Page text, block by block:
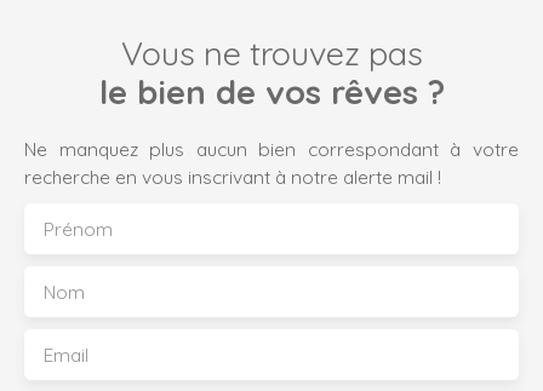
Vous ne trouvez pas
le bien de vos rêves ?
Ne manquez plus aucun bien correspondant à votre
recherche en vous inscrivant à notre alerte mail !
Prénom
Nom
Email